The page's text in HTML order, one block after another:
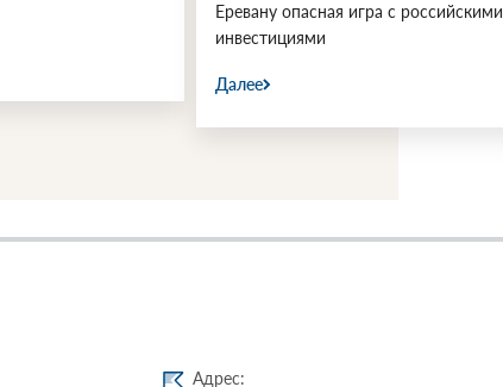
Еревану опасная игра с российскими
инвестициями
Далее
Адрес: